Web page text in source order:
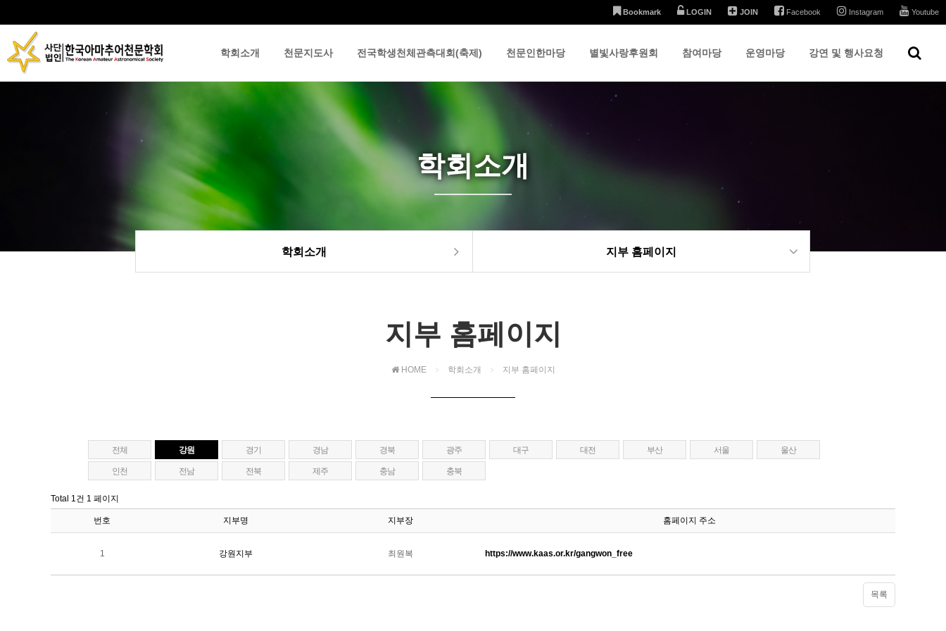
Bookmark LOGIN JOIN Facebook Instagram Youtube
학회소개 천문지도사 전국학생천체관측대회(축제) 천문인한마당 별빛사랑후원회 참여마당
하위분류
운영마당
하위분류
강연 및 행사요청
학회소개
학회소개 지부 홈페이지
지부 홈페이지
HOME 학회소개 지부 홈페이지
전체 강원 경기 경남 경북 광주 대구 대전 부산 서울 울산
인천 전남 전북 제주 충남 충북
Total 1건 1 페이지
번호 지부명 지부장 홈페이지 주소
1 강원지부 최원복 https://www.kaas.or.kr/gangwon_free
목록